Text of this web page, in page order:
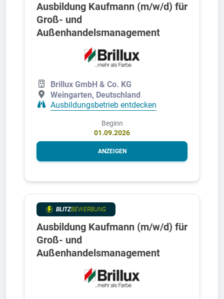
Ausbildung Kaufmann (m/w/d) für
Groß- und
Außenhandelsmanagement
Brillux GmbH & Co. KG
Weingarten, Deutschland
Ausbildungsbetrieb entdecken
Beginn
01.09.2026
ANZEIGEN
BLITZBEWERBUNG
Ausbildung Kaufmann (m/w/d) für
Groß- und
Außenhandelsmanagement